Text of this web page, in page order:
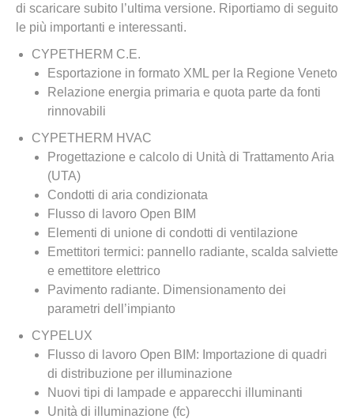
di scaricare subito l’ultima versione. Riportiamo di seguito
le più importanti e interessanti.
CYPETHERM C.E.
Esportazione in formato XML per la Regione Veneto
Relazione energia primaria e quota parte da fonti
rinnovabili
CYPETHERM HVAC
Progettazione e calcolo di Unità di Trattamento Aria
(UTA)
Condotti di aria condizionata
Flusso di lavoro Open BIM
Elementi di unione di condotti di ventilazione
Emettitori termici: pannello radiante, scalda salviette
e emettitore elettrico
Pavimento radiante. Dimensionamento dei
parametri dell’impianto
CYPELUX
Flusso di lavoro Open BIM: Importazione di quadri
di distribuzione per illuminazione
Nuovi tipi di lampade e apparecchi illuminanti
Unità di illuminazione (fc)